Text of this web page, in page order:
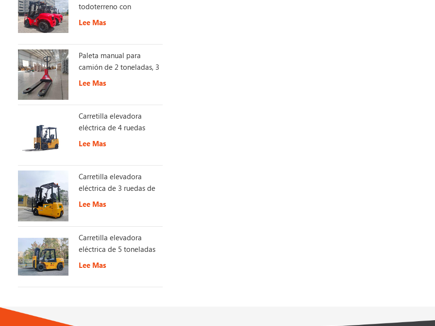
todoterreno con
interruptor de 2,5 -3,5
Lee Mas
Paleta manual para
camión de 2 toneladas, 3
toneladas y 5 toneladas
Lee Mas
Carretilla elevadora
eléctrica de 4 ruedas
Lee Mas
Carretilla elevadora
eléctrica de 3 ruedas de
1,5 toneladas
Lee Mas
Carretilla elevadora
eléctrica de 5 toneladas
con batería de larga
Lee Mas